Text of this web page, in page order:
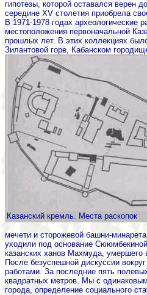
гипотезы, которой оставался верен
середине XV столетия приобрела
В 1971-1978 годах археологические
местоположения первоначальной
прошлых лет. В этих коллекциях
Зилантовой горе, Кабанском
Казанский кремль. Места раскопок
мечети и сторожевой башни-
уходили под основание
казанских ханов Махмуда,
После безуспешной дискуссии
работами. За последние пять
квадратных метров. Мы с
города, определение социального